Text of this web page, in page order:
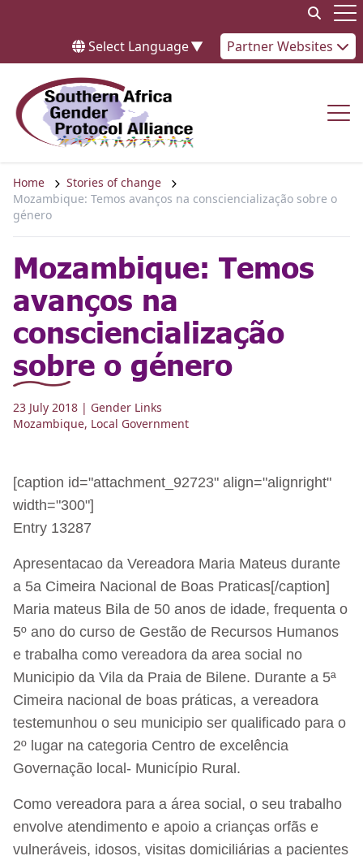
Select Language▼ Partner Websites
Home
Stories of change
Mozambique: Temos avanços na consciencialização sobre o
género
Mozambique: Temos
avanços na
consciencialização
sobre o género
23 July 2018 | Gender Links
Mozambique, Local Government
[caption id="attachment_92723" align="alignright"
width="300"]
Entry 13287
Apresentacao da Vereadora Maria Mateus durante
a 5a Cimeira Nacional de Boas Praticas[/caption]
Maria mateus Bila de 50 anos de idade, frequenta o
5º ano do curso de Gestão de Recursos Humanos
e trabalha como vereadora da area social no
Municipio da Vila da Praia de Bilene. Durante a 5ª
Cimeira nacional de boas práticas, a vereadora
testemunhou o seu municipio ser qualificado para o
2º lugar na categoria Centro de excelência
Governação local- Município Rural.
Como vereadora para a área social, o seu trabalho
envolve atendimento e apoio a crianças orfãs e
vulneráveis, idosos, visitas domiciliárias a pacientes